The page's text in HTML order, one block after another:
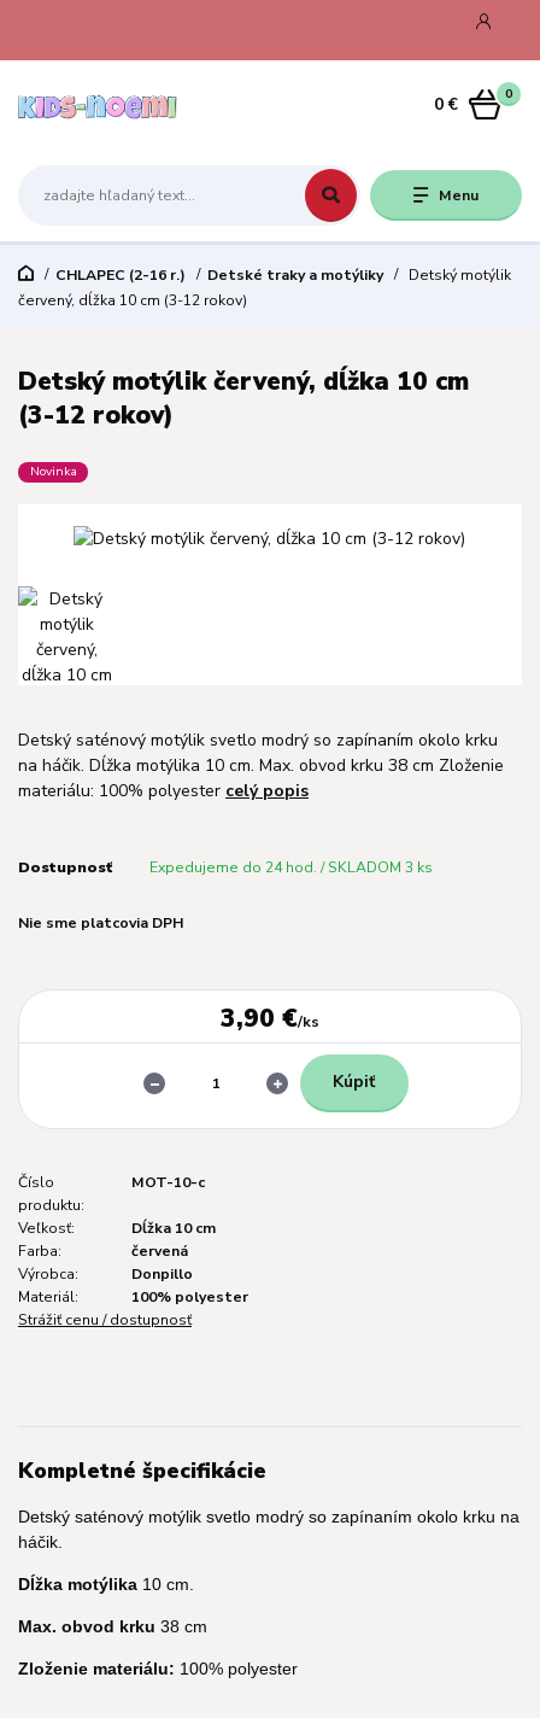
Menu
0
0 €
CHLAPEC (2-16 r.) Detské traky a motýliky
Detský motýlik
červený, dĺžka 10 cm (3-12 rokov)
Detský motýlik červený, dĺžka 10 cm
(3-12 rokov)
Novinka
Detský saténový motýlik svetlo modrý so zapínaním okolo krku
na háčik. Dĺžka motýlika 10 cm. Max. obvod krku 38 cm Zloženie
materiálu: 100% polyester celý popis
Dostupnosť Expedujeme do 24 hod. / SKLADOM 3 ks
Nie sme platcovia DPH
3,90 €/ks
Kúpiť
Číslo
produktu:
MOT-10-c
Veľkosť:
Dĺžka 10 cm
Farba:
červená
Výrobca:
Donpillo
Materiál:
100% polyester
Strážiť cenu / dostupnosť
Kompletné špecifikácie
Detský saténový motýlik svetlo modrý so zapínaním okolo krku na
háčik.
Dĺžka motýlika 10 cm.
Max. obvod krku 38 cm
Zloženie materiálu: 100% polyester